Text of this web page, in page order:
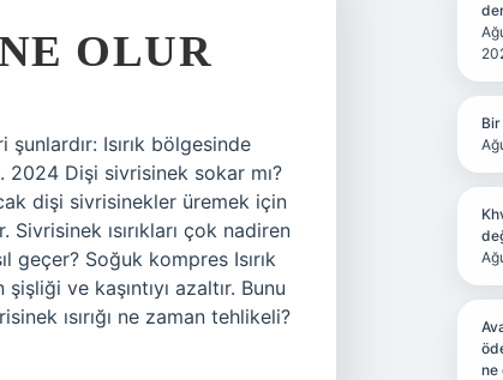
OLUR
Isırık bölgesinde
2024 Dişi sivrisinek sokar mı?
dişi sivrisinekler üremek için
ısırıkları çok nadiren
geçer? Soğuk kompres Isırık
ve kaşıntıyı azaltır. Bunu
ısırığı ne zaman tehlikeli?
ne